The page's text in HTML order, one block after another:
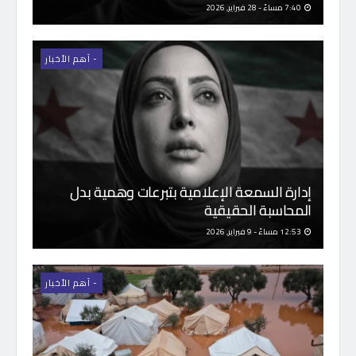
- اَهم الأخبار
إدارة السمعة الإعلامية بتبرعات وهمية بدل
المحاسبة الحقيقية
- اَهم الأخبار